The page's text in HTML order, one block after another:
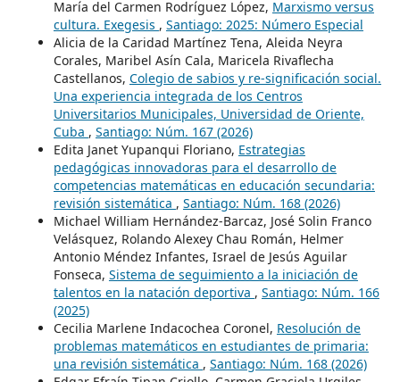
María del Carmen Rodríguez López, Marxismo versus
cultura. Exegesis , Santiago: 2025: Número Especial
Alicia de la Caridad Martínez Tena, Aleida Neyra
Corales, Maribel Asín Cala, Maricela Rivaflecha
Castellanos, Colegio de sabios y re-significación social.
Una experiencia integrada de los Centros
Universitarios Municipales, Universidad de Oriente,
Cuba , Santiago: Núm. 167 (2026)
Edita Janet Yupanqui Floriano, Estrategias
pedagógicas innovadoras para el desarrollo de
competencias matemáticas en educación secundaria:
revisión sistemática , Santiago: Núm. 168 (2026)
Michael William Hernández-Barcaz, José Solin Franco
Velásquez, Rolando Alexey Chau Román, Helmer
Antonio Méndez Infantes, Israel de Jesús Aguilar
Fonseca, Sistema de seguimiento a la iniciación de
talentos en la natación deportiva , Santiago: Núm. 166
(2025)
Cecilia Marlene Indacochea Coronel, Resolución de
problemas matemáticos en estudiantes de primaria:
una revisión sistemática , Santiago: Núm. 168 (2026)